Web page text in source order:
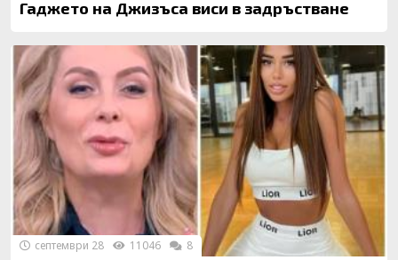
Гаджето на Джизъса виси в задръстване
септември 28 11046 8